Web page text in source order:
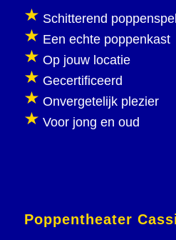
Schitterend poppenspel
Een echte poppenkast
Op jouw locatie
Gecertificeerd
Onvergetelijk plezier
Voor jong en oud
Poppentheater